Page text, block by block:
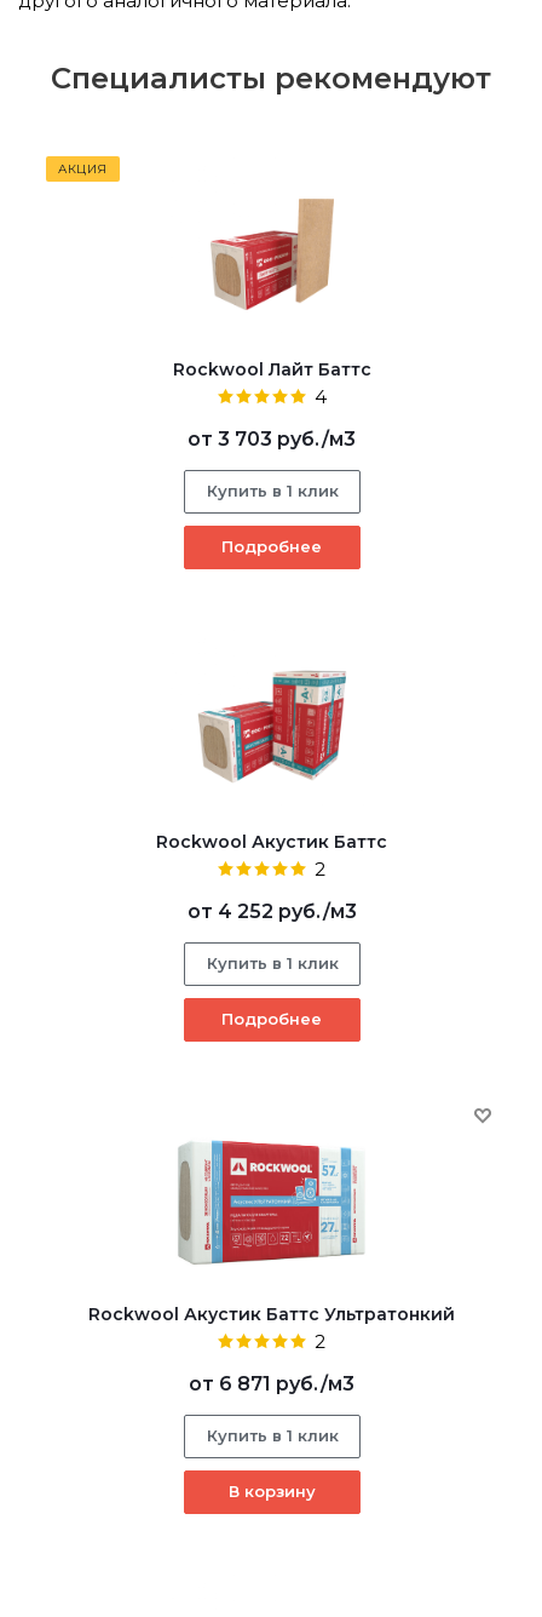
Специалисты рекомендуют
АКЦИЯ
Rockwool Лайт Баттс
4
от 3 703 руб./м3
Купить в 1 клик
Подробнее
Rockwool Акустик Баттс
2
от 4 252 руб./м3
Купить в 1 клик
Подробнее
Rockwool Акустик Баттс Ультратонкий
2
от 6 871 руб./м3
Купить в 1 клик
В корзину